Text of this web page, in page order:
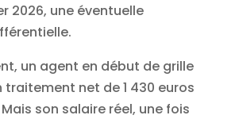
2026, une éventuelle
un agent en début de grille
traitement net de 1 430 euros
son salaire réel, une fois